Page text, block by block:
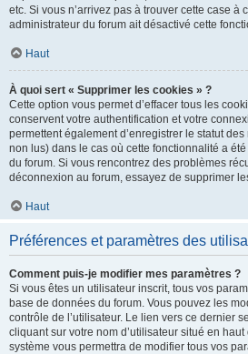
etc. Si vous n’arrivez pas à trouver cette case à
administrateur du forum ait désactivé cette
Haut
À quoi sert « Supprimer les cookies » ?
Cette option vous permet d’effacer tous les
conservent votre authentification et votre
permettent également d’enregistrer le statut des
non lus) dans le cas où cette fonctionnalité a
du forum. Si vous rencontrez des problèmes
déconnexion au forum, essayez de supprimer
Haut
Préférences et paramètres des
Comment puis-je modifier mes paramètres ?
Si vous êtes un utilisateur inscrit, tous vos
base de données du forum. Vous pouvez les
contrôle de l’utilisateur. Le lien vers ce dernier
cliquant sur votre nom d’utilisateur situé en
système vous permettra de modifier tous vos